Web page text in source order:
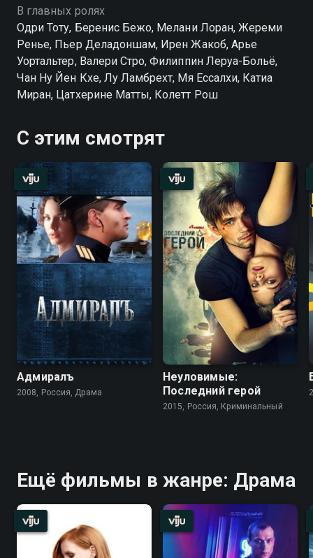
В главных ролях
Одри Тоту, Беренис Бежо, Мелани Лоран, Жереми
Ренье, Пьер Деладоншам, Ирен Жакоб, Арье
Уортальтер, Валери Стро, Филиппин Леруа-Больё,
Чан Ну Йен Кхе, Лу Ламбрехт, Мя Ессалхи, Катиа
Миран, Цатхерине Матты, Колетт Рош
С этим смотрят
Адмиралъ
2008, Россия, Драма
Неуловимые:
Последний герой
2015, Россия, Криминальный
Ещё фильмы в жанре: Драма